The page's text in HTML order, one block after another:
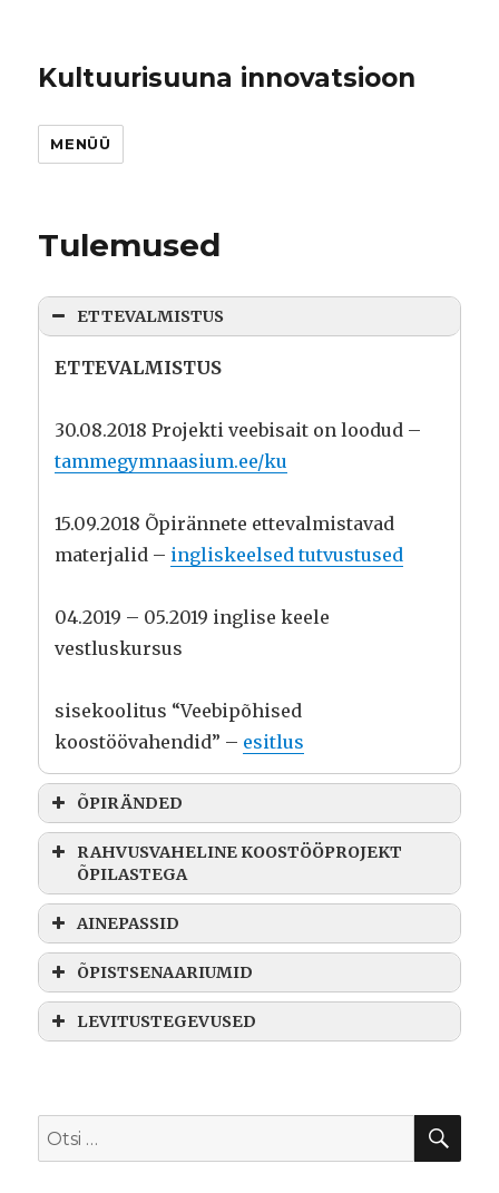
Kultuurisuuna innovatsioon
MENÜÜ
Tulemused
ETTEVALMISTUS
ETTEVALMISTUS
30.08.2018 Projekti veebisait on loodud –
tammegymnaasium.ee/ku
15.09.2018 Õpirännete ettevalmistavad
materjalid – ingliskeelsed tutvustused
04.2019 – 05.2019 inglise keele
vestluskursus
sisekoolitus “Veebipõhised
koostöövahendid” – esitlus
ÕPIRÄNDED
RAHVUSVAHELINE KOOSTÖÖPROJEKT
ÕPILASTEGA
AINEPASSID
ÕPISTSENAARIUMID
LEVITUSTEGEVUSED
Otsi: